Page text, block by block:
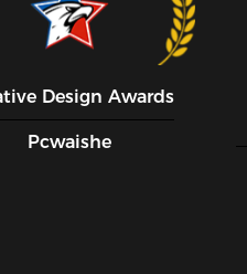
Design Awards
Pcwaishe